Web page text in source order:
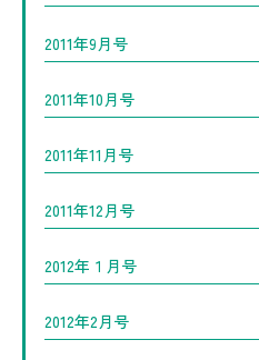
2011年9月号
2011年10月号
2011年11月号
2011年12月号
2012年１月号
2012年2月号